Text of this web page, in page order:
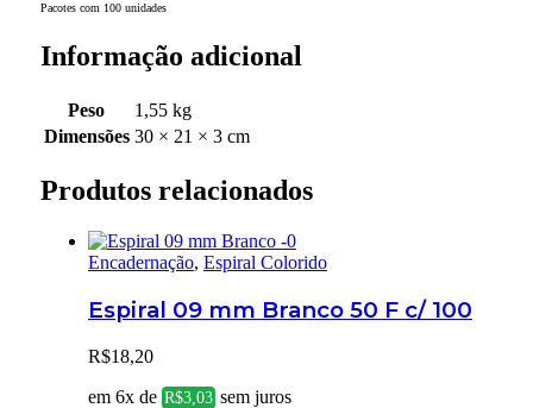
Pacotes com 100 unidades
Informação adicional
Peso
1,55 kg
Dimensões 30 × 21 × 3 cm
Produtos relacionados
Encadernação, Espiral Colorido
Espiral 09 mm Branco 50 F c/ 100
R$18,20
em 6x de R$3,03 sem juros